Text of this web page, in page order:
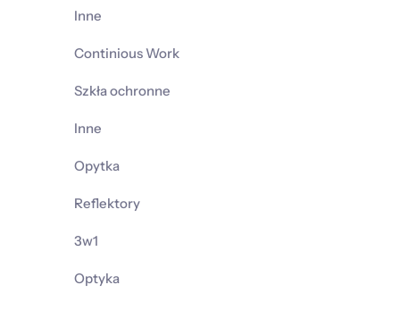
Inne
Continious Work
Szkła ochronne
Inne
Opytka
Reflektory
3w1
Optyka